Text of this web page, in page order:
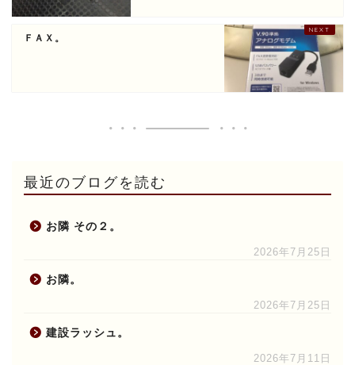
ＦＡＸ。
最近のブログを読む
お隣 その２。
2026年7月25日
お隣。
2026年7月25日
建設ラッシュ。
2026年7月11日